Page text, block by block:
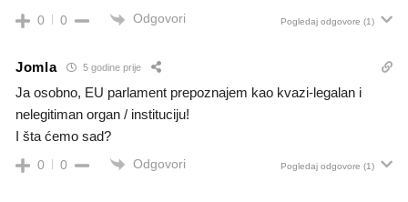
0 0 Odgovori Pogledaj odgovore (1)
Jomla 5 godine prije
Ja osobno, EU parlament prepoznajem kao kvazi-legalan i
nelegitiman organ / instituciju!
I šta ćemo sad?
0 0 Odgovori Pogledaj odgovore (1)